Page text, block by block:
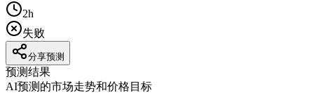
2h
失败
分享预测
预测结果
AI预测的市场走势和价格目标